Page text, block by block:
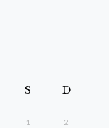
S D
1 2